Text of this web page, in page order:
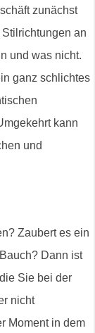
zunächst
an
und was nicht.
ganz schlichtes
kann
und
Zaubert es ein
Dann ist
Sie bei der
nicht
Moment in dem